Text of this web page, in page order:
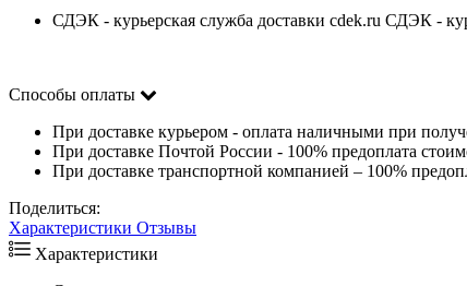
СДЭК - курьерская служба доставки cdek.ru СДЭК -
Способы оплаты
При доставке курьером - оплата наличными при
При доставке Почтой России - 100% предоплата
При доставке транспортной компанией – 100%
Поделиться:
Характеристики Отзывы
Характеристики